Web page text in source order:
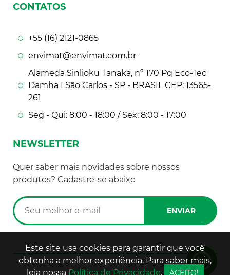
CONTATOS
+55 (16) 2121-0865
envimat@envimat.com.br
Alameda Sinlioku Tanaka, nº 170 Pq Eco-Tec
Damha I São Carlos - SP - BRASIL CEP: 13565-
261
Seg - Qui: 8:00 - 18:00 / Sex: 8:00 - 17:00
NEWSLETTER
Quer saber mais novidades sobre nossos
produtos? Cadastre-se abaixo
Este site usa cookies para garantir que você
obtenha a melhor experiência. Para saber mais,
leia nossa Política de Privacidade. ACEITO!